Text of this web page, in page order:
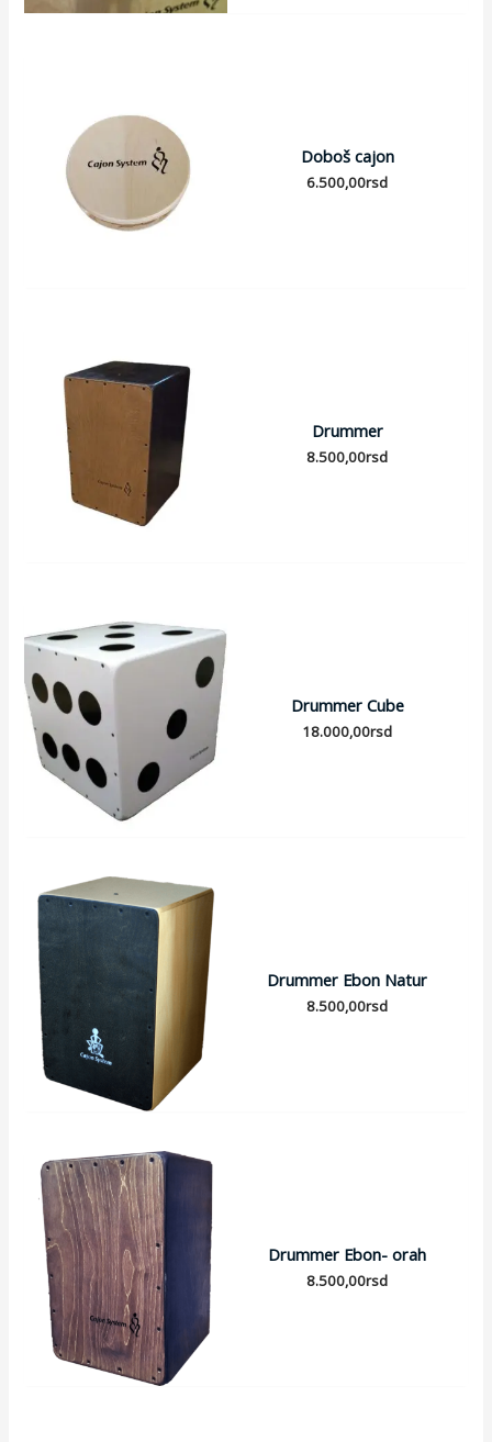
Doboš cajon
6.500,00rsd
Drummer
8.500,00rsd
Drummer Cube
18.000,00rsd
Drummer Ebon Natur
8.500,00rsd
Drummer Ebon- orah
8.500,00rsd